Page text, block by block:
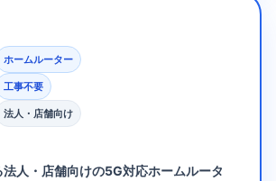
ホームルーター
工事不要
法人・店舗向け
人・店舗向けの5G対応ホームルータ